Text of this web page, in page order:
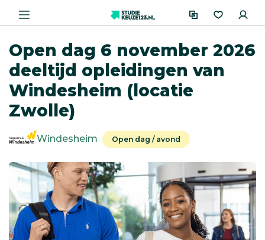
Open dag 6 november 2026
deeltijd opleidingen van
Windesheim (locatie
Zwolle)
Windesheim Open dag / avond